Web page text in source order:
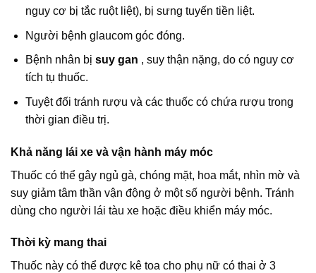
nguy cơ bị tắc ruột liệt), bị sưng tuyến tiền liệt.
Người bệnh glaucom góc đóng.
Bệnh nhân bị suy gan , suy thận nặng, do có nguy cơ
tích tụ thuốc.
Tuyệt đối tránh rượu và các thuốc có chứa rượu trong
thời gian điều trị.
Khả năng lái xe và vận hành máy móc
Thuốc có thể gây ngủ gà, chóng mặt, hoa mắt, nhìn mờ và
suy giảm tâm thần vận động ở một số người bệnh. Tránh
dùng cho người lái tàu xe hoặc điều khiển máy móc.
Thời kỳ mang thai
Thuốc này có thể được kê toa cho phụ nữ có thai ở 3